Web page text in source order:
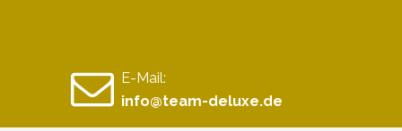
E-Mail:
info@team-deluxe.de